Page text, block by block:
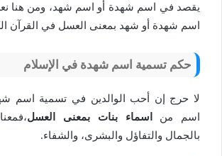
يقصد في اسم شهدة أو اسم شهد، ومن هنا
اسم شهدة أو شهد بمعنى العسل في القرآن
حكم تسمية اسم شهدة في الإسلام
لا حرج إن أحب الوالدين في تسمية اسم
اسم من
اسماء بنات بمعنى العسل
بالجمال والتفاؤل والبشرى، والشفاء.